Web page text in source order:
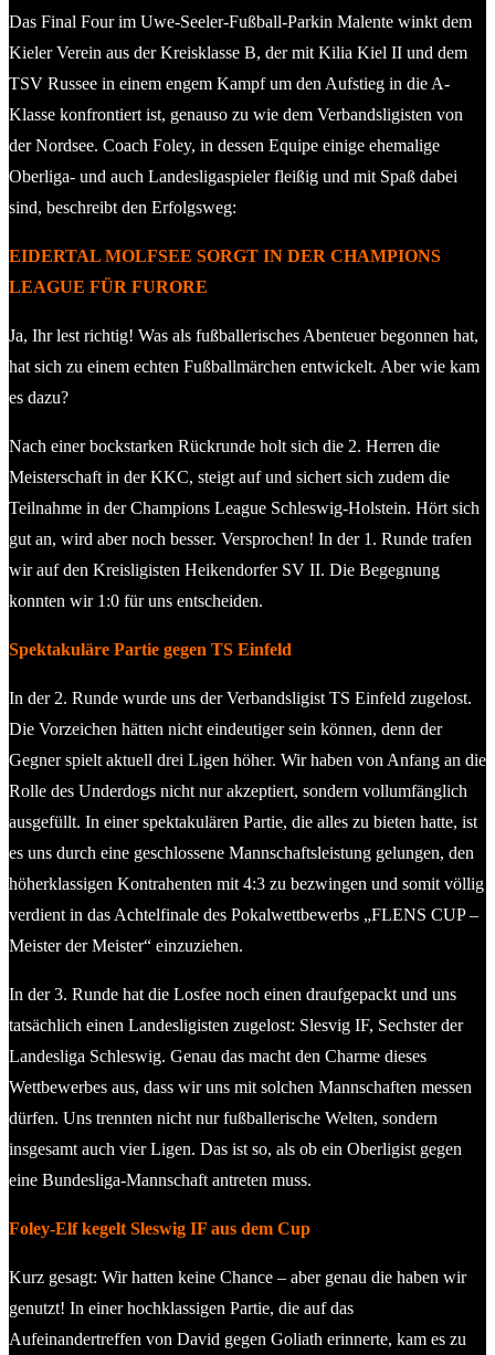
Das Final Four im Uwe-Seeler-Fußball-Parkin Malente winkt dem
Kieler Verein aus der Kreisklasse B, der mit Kilia Kiel II und dem
TSV Russee in einem engem Kampf um den Aufstieg in die A-
Klasse konfrontiert ist, genauso zu wie dem Verbandsligisten von
der Nordsee. Coach Foley, in dessen Equipe einige ehemalige
Oberliga- und auch Landesligaspieler fleißig und mit Spaß dabei
sind, beschreibt den Erfolgsweg:
EIDERTAL MOLFSEE SORGT IN DER CHAMPIONS
LEAGUE FÜR FURORE
Ja, Ihr lest richtig! Was als fußballerisches Abenteuer begonnen hat,
hat sich zu einem echten Fußballmärchen entwickelt. Aber wie kam
es dazu?
Nach einer bockstarken Rückrunde holt sich die 2. Herren die
Meisterschaft in der KKC, steigt auf und sichert sich zudem die
Teilnahme in der Champions League Schleswig-Holstein. Hört sich
gut an, wird aber noch besser. Versprochen! In der 1. Runde trafen
wir auf den Kreisligisten Heikendorfer SV II. Die Begegnung
konnten wir 1:0 für uns entscheiden.
Spektakuläre Partie gegen TS Einfeld
In der 2. Runde wurde uns der Verbandsligist TS Einfeld zugelost.
Die Vorzeichen hätten nicht eindeutiger sein können, denn der
Gegner spielt aktuell drei Ligen höher. Wir haben von Anfang an die
Rolle des Underdogs nicht nur akzeptiert, sondern vollumfänglich
ausgefüllt. In einer spektakulären Partie, die alles zu bieten hatte, ist
es uns durch eine geschlossene Mannschaftsleistung gelungen, den
höherklassigen Kontrahenten mit 4:3 zu bezwingen und somit völlig
verdient in das Achtelfinale des Pokalwettbewerbs „FLENS CUP –
Meister der Meister“ einzuziehen.
In der 3. Runde hat die Losfee noch einen draufgepackt und uns
tatsächlich einen Landesligisten zugelost: Slesvig IF, Sechster der
Landesliga Schleswig. Genau das macht den Charme dieses
Wettbewerbes aus, dass wir uns mit solchen Mannschaften messen
dürfen. Uns trennten nicht nur fußballerische Welten, sondern
insgesamt auch vier Ligen. Das ist so, als ob ein Oberligist gegen
eine Bundesliga-Mannschaft antreten muss.
Foley-Elf kegelt Sleswig IF aus dem Cup
Kurz gesagt: Wir hatten keine Chance – aber genau die haben wir
genutzt! In einer hochklassigen Partie, die auf das
Aufeinandertreffen von David gegen Goliath erinnerte, kam es zu